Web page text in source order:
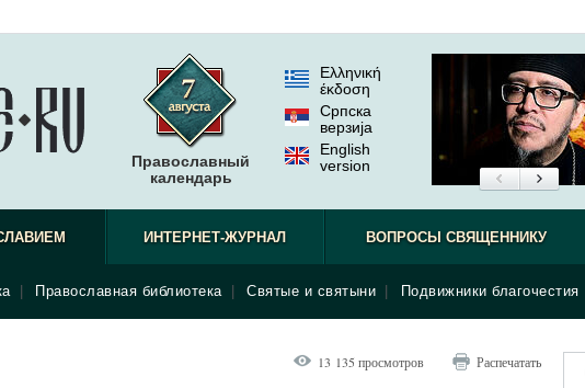
Православный
календарь
Ελληνική
έκδοση
Српска
верзиjа
English
version
Православная библиотека Святые и святыни Подвижники благочестия
ИНТЕРНЕТ-ЖУРНАЛ ВОПРОСЫ СВЯЩЕННИКУ
13 135 просмотров Распечатать